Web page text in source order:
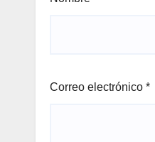
Correo electrónico *